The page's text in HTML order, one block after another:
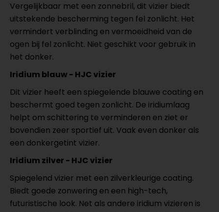
Vergelijkbaar met een zonnebril, dit vizier biedt
uitstekende bescherming tegen fel zonlicht. Het
vermindert verblinding en vermoeidheid van de
ogen bij fel zonlicht. Niet geschikt voor gebruik in
het donker.
Iridium blauw - HJC vizier
Dit vizier heeft een spiegelende blauwe coating en
beschermt goed tegen zonlicht. De iridiumlaag
helpt om schittering te verminderen en ziet er
bovendien zeer sportief uit. Vaak even donker als
een donkergetint vizier.
Iridium zilver - HJC vizier
Spiegelend vizier met een zilverkleurige coating.
Biedt goede zonwering en een high-tech,
futuristische look. Net als andere iridium vizieren is